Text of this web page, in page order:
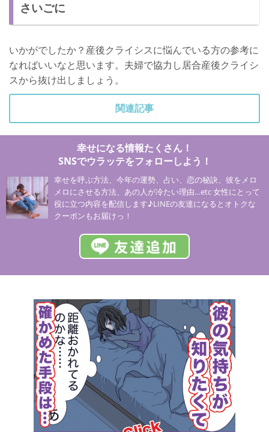
さいごに
いかがでしたか？産後クライシスに悩んでいる方の参考に
なればいいなと思います。夫婦で協力し居合産後クライシ
スから抜け出しましょう。
関連記事
幸せになる情報たくさん！
SNSでウラッテをフォローしよう！
幸せを呼ぶ方法、今年の運勢、占い、恋の秘訣、彼をメロ
メロにさせる方法、あの人が冷たい理由…etc 女性にとって
役に立つ内容を配信します♪LINEの友達になるとオトクな
クーポンもお届けっ！